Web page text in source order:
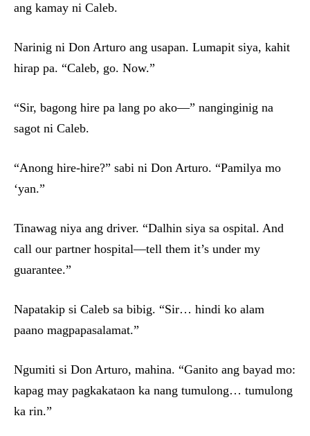
ang kamay ni Caleb.
Narinig ni Don Arturo ang usapan. Lumapit siya, kahit
hirap pa. “Caleb, go. Now.”
“Sir, bagong hire pa lang po ako—” nanginginig na
sagot ni Caleb.
“Anong hire-hire?” sabi ni Don Arturo. “Pamilya mo
‘yan.”
Tinawag niya ang driver. “Dalhin siya sa ospital. And
call our partner hospital—tell them it’s under my
guarantee.”
Napatakip si Caleb sa bibig. “Sir… hindi ko alam
paano magpapasalamat.”
Ngumiti si Don Arturo, mahina. “Ganito ang bayad mo:
kapag may pagkakataon ka nang tumulong… tumulong
ka rin.”